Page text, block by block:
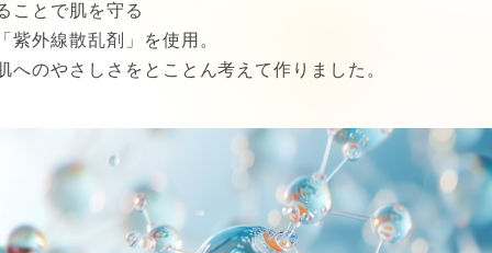
ことで肌を守る
紫外線散乱剤」を使用。
へのやさしさをとことん考えて作りました。